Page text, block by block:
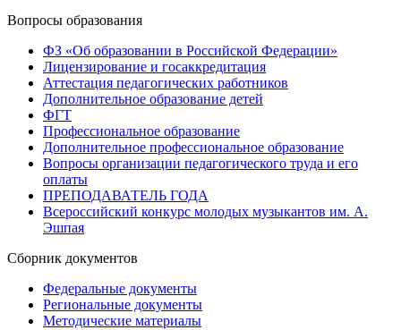
Вопросы образования
ФЗ «Об образовании в Российской Федерации»
Лицензирование и госаккредитация
Аттестация педагогических работников
Дополнительное образование детей
ФГТ
Профессиональное образование
Дополнительное профессиональное образование
Вопросы организации педагогического труда и его
оплаты
ПРЕПОДАВАТЕЛЬ ГОДА
Всероссийский конкурс молодых музыкантов им. А.
Эшпая
Сборник документов
Федеральные документы
Региональные документы
Методические материалы